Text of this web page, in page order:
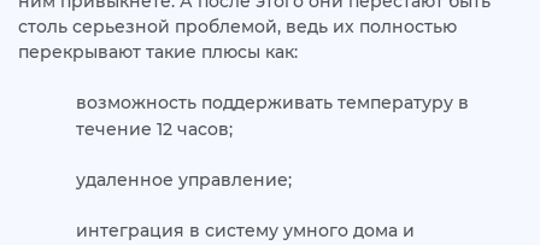
столь серьезной проблемой, ведь их полностью
перекрывают такие плюсы как:
возможность поддерживать температуру в
течение 12 часов;
удаленное управление;
интеграция в систему умного дома и